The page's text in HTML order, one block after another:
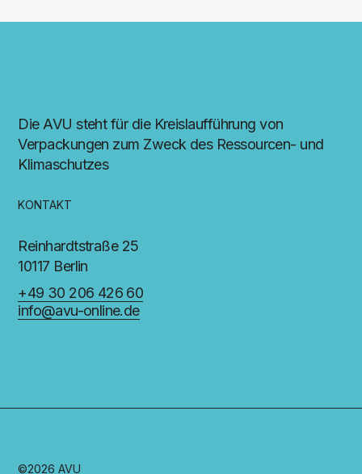
Die AVU steht für die Kreislaufführung von
Verpackungen zum Zweck des Ressourcen- und
Klimaschutzes
KONTAKT
Reinhardtstraße 25
10117 Berlin
+49 30 206 426 60
info@avu-online.de
©2026 AVU